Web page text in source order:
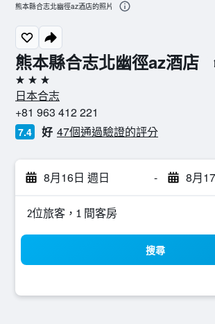
熊本縣合志北幽徑az酒店
3星級
日本合志
+81 963 412 221
7.4 好 47個通過驗證的評分
8月16日 週日 - 8月
2位旅客，1 間客房
搜尋
熊本縣合志北幽徑az酒店的照片